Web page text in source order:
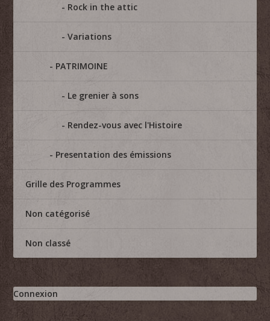
Rock in the attic
Variations
PATRIMOINE
Le grenier à sons
Rendez-vous avec l'Histoire
Presentation des émissions
Grille des Programmes
Non catégorisé
Non classé
Connexion